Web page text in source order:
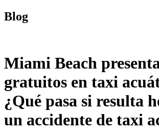
Blog
Miami Beach
gratuitos en taxi
¿Qué pasa si resulta
un accidente de taxi